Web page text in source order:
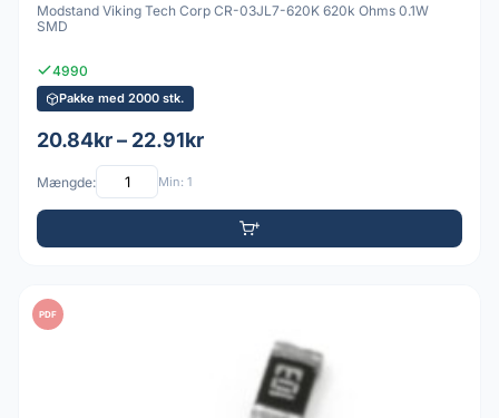
Modstand Viking Tech Corp CR-03JL7-620K 620k Ohms 0.1W
SMD
4990
Pakke med 2000 stk.
20.84kr – 22.91kr
Mængde: Min: 1
PDF